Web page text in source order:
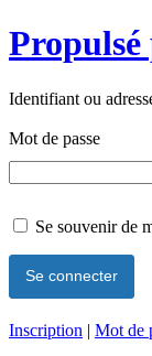
Propulsé
Identifiant ou
Mot de passe
Se souvenir de
Inscription | Mot de